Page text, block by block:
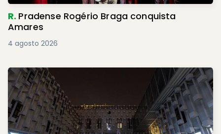
R. Pradense Rogério Braga conquista
Amares
4 agosto 2026